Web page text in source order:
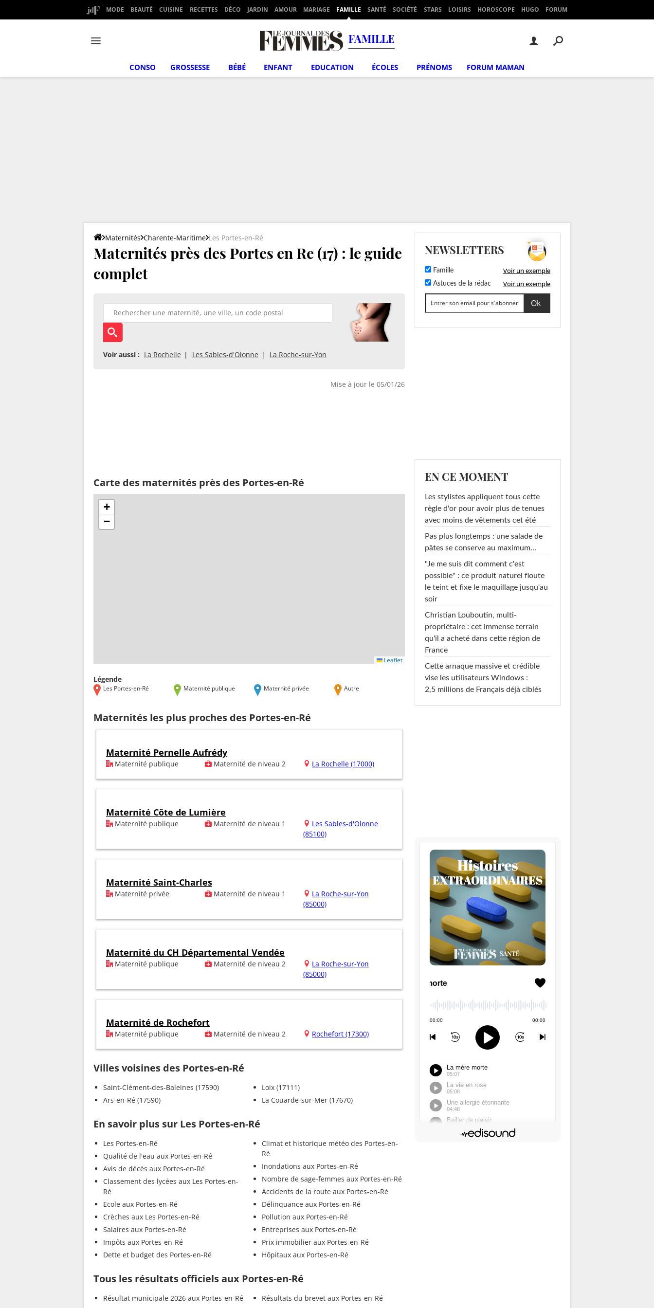
MODE BEAUTÉ CUISINE RECETTES DÉCO JARDIN AMOUR MARIAGE FAMILLE SANTÉ SOCIÉTÉ STARS LOISIRS HOROSCOPE HUGO FORUM
FAMILLE
CONSO GROSSESSE BÉBÉ ENFANT EDUCATION ÉCOLES PRÉNOMS FORUM MAMAN
Maternités Charente-Maritime Les Portes-en-Ré
Maternités près des Portes en Re (17) : le guide
complet
Voir aussi : La Rochelle Les Sables-d'Olonne La Roche-sur-Yon
Mise à jour le 05/01/26
Carte des maternités près des Portes-en-Ré
+
−
Leaflet
Légende
Les Portes-en-Ré Maternité publique Maternité privée Autre
Maternités les plus proches des Portes-en-Ré
Maternité Pernelle Aufrédy
Maternité publique Maternité de niveau 2 La Rochelle (17000)
Maternité Côte de Lumière
Maternité publique Maternité de niveau 1
Les Sables-d'Olonne
(85100)
Maternité Saint-Charles
Maternité privée Maternité de niveau 1
La Roche-sur-Yon
(85000)
Maternité du CH Départemental Vendée
Maternité publique Maternité de niveau 2
La Roche-sur-Yon
(85000)
Maternité de Rochefort
Maternité publique Maternité de niveau 2 Rochefort (17300)
Villes voisines des Portes-en-Ré
Saint-Clément-des-Baleines (17590)
Ars-en-Ré (17590)
Loix (17111)
La Couarde-sur-Mer (17670)
En savoir plus sur Les Portes-en-Ré
Les Portes-en-Ré
Qualité de l'eau aux Portes-en-Ré
Avis de décès aux Portes-en-Ré
Classement des lycées aux Les Portes-en-
Ré
Ecole aux Portes-en-Ré
Crèches aux Les Portes-en-Ré
Salaires aux Portes-en-Ré
Impôts aux Portes-en-Ré
Dette et budget des Portes-en-Ré
Climat et historique météo des Portes-en-
Ré
Inondations aux Portes-en-Ré
Nombre de sage-femmes aux Portes-en-Ré
Accidents de la route aux Portes-en-Ré
Délinquance aux Portes-en-Ré
Pollution aux Portes-en-Ré
Entreprises aux Portes-en-Ré
Prix immobilier aux Portes-en-Ré
Hôpitaux aux Portes-en-Ré
Tous les résultats officiels aux Portes-en-Ré
Résultat municipale 2026 aux Portes-en-Ré
Résultats du brevet aux Portes-en-Ré
NEWSLETTERS
Famille Voir un exemple
Astuces de la rédac Voir un exemple
EN CE MOMENT
Les stylistes appliquent tous cette
règle d'or pour avoir plus de tenues
avec moins de vêtements cet été
Pas plus longtemps : une salade de
pâtes se conserve au maximum...
"Je me suis dit comment c'est
possible" : ce produit naturel floute
le teint et fixe le maquillage jusqu'au
soir
Christian Louboutin, multi-
propriétaire : cet immense terrain
qu'il a acheté dans cette région de
France
Cette arnaque massive et crédible
vise les utilisateurs Windows :
2,5 millions de Français déjà ciblés